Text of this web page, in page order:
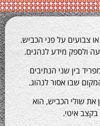
פני הכביש.
לנהגים.
הנתיבים
לנהוג.
הוא